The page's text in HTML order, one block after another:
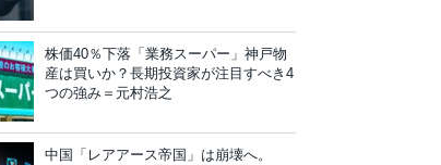
株価40％下落「業務スーパー」神戸物
産は買いか？長期投資家が注目すべき4
つの強み＝元村浩之
中国「レアアース帝国」は崩壊へ。